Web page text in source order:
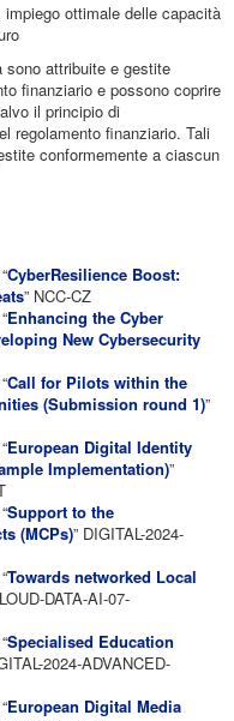
ottimale delle capacità
sono attribuite e gestite
finanziario e possono coprire
il principio di
regolamento finanziario. Tali
conformemente a ciascun
CyberResilience Boost:
” NCC-CZ
Enhancing the Cyber
New Cybersecurity
Call for Pilots within the
(Submission round 1)”
European Digital Identity
Implementation)”
Support to the
(MCPs)” DIGITAL-2024-
Towards networked Local
DATA-AI-07-
Specialised Education
2024-ADVANCED-
European Digital Media